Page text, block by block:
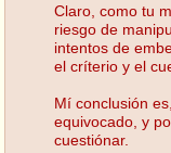
Claro, como tu
riesgo de
intentos de
el críterio y el
Mí conclusión
equivocado, y
cuestiónar.